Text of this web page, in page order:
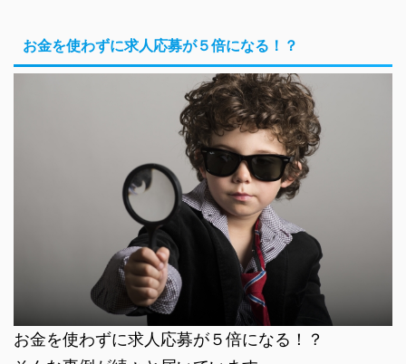
お金を使わずに求人応募が５倍になる！？
お金を使わずに求人応募が５倍になる！？